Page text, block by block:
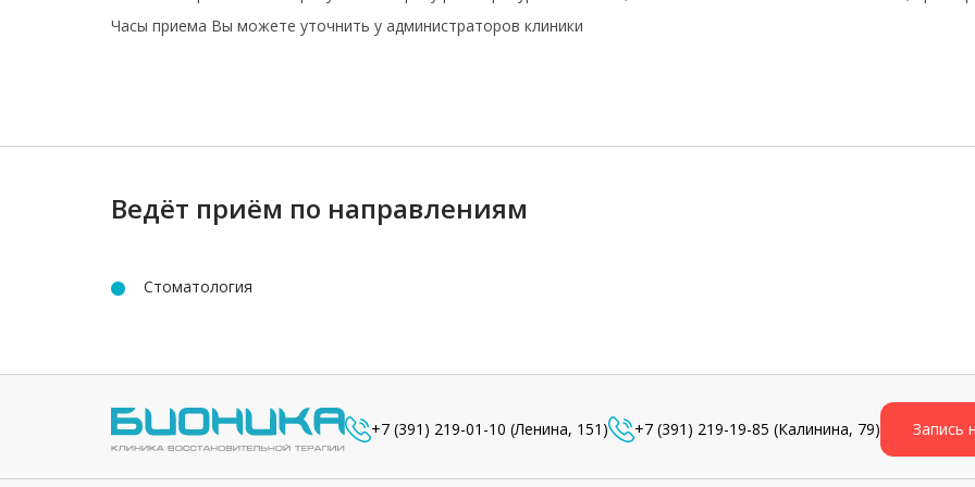
Часы приема Вы можете уточнить у администраторов клиники
Ведёт приём по направлениям
Стоматология
+7 (391) 219-01-10 (Ленина, 151) +7 (391) 219-19-85 (Калинина, 79) Запись